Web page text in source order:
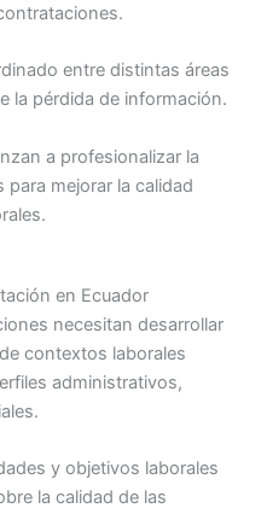
entre distintas áreas
la pérdida de información.
a profesionalizar la
mejorar la calidad
en Ecuador
necesitan desarrollar
contextos laborales
administrativos,
y objetivos laborales
la calidad de las